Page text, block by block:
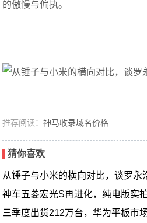
的傲慢与偏执。
推荐阅读：神马收录域名价格
猜你喜欢
从锤子与小米的横向对比，谈罗永
神车五菱宏光S再进化，纯电版实
三季度出货212万台，华为平板市